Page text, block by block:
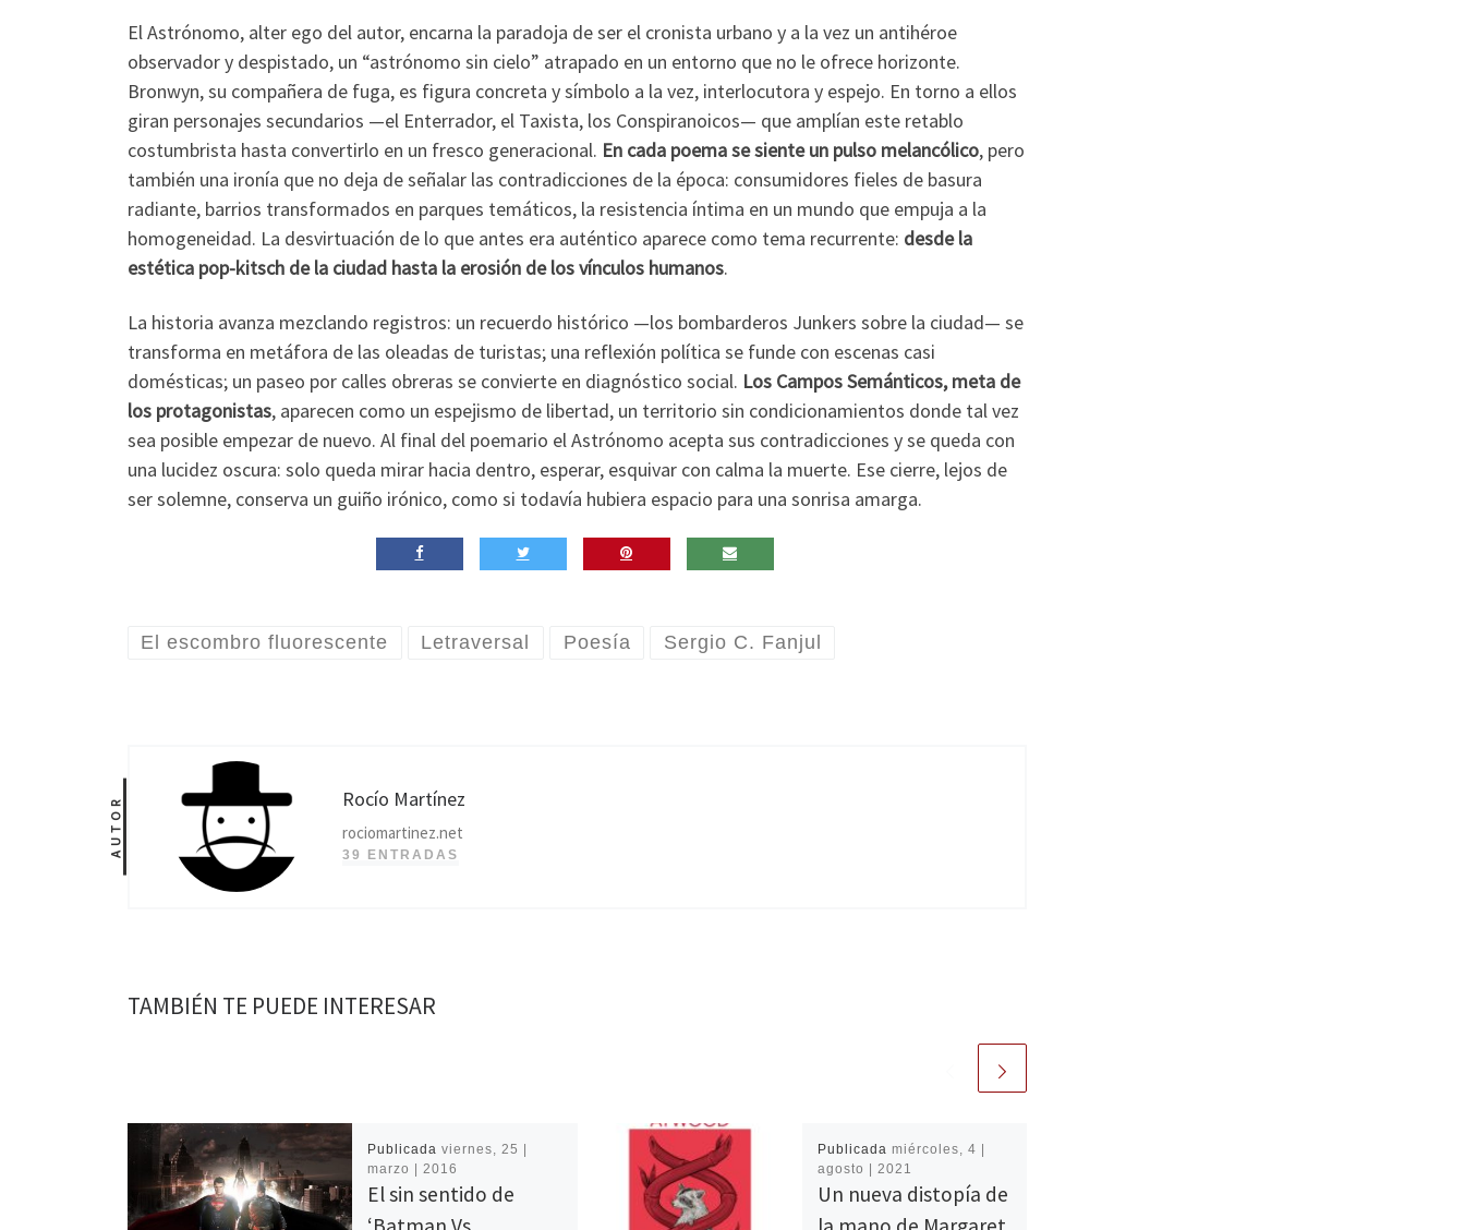
El Astrónomo, alter ego del autor, encarna la paradoja de ser el cronista urbano y a la vez un antihéroe
observador y despistado, un “astrónomo sin cielo” atrapado en un entorno que no le ofrece horizonte.
Bronwyn, su compañera de fuga, es figura concreta y símbolo a la vez, interlocutora y espejo. En torno a ellos
giran personajes secundarios —el Enterrador, el Taxista, los Conspiranoicos— que amplían este retablo
costumbrista hasta convertirlo en un fresco generacional. En cada poema se siente un pulso melancólico, pero
también una ironía que no deja de señalar las contradicciones de la época: consumidores fieles de basura
radiante, barrios transformados en parques temáticos, la resistencia íntima en un mundo que empuja a la
homogeneidad. La desvirtuación de lo que antes era auténtico aparece como tema recurrente: desde la
estética pop-kitsch de la ciudad hasta la erosión de los vínculos humanos.
La historia avanza mezclando registros: un recuerdo histórico —los bombarderos Junkers sobre la ciudad— se
transforma en metáfora de las oleadas de turistas; una reflexión política se funde con escenas casi
domésticas; un paseo por calles obreras se convierte en diagnóstico social. Los Campos Semánticos, meta de
los protagonistas, aparecen como un espejismo de libertad, un territorio sin condicionamientos donde tal vez
sea posible empezar de nuevo. Al final del poemario el Astrónomo acepta sus contradicciones y se queda con
una lucidez oscura: solo queda mirar hacia dentro, esperar, esquivar con calma la muerte. Ese cierre, lejos de
ser solemne, conserva un guiño irónico, como si todavía hubiera espacio para una sonrisa amarga.
El escombro fluorescente Letraversal Poesía Sergio C. Fanjul
AUTOR Rocío Martínez
rociomartinez.net
39 ENTRADAS
TAMBIÉN TE PUEDE INTERESAR
Publicadaviernes, 25 |
marzo | 2016
El sin sentido de
Publicada miércoles, 4 |
agosto | 2021
Un nueva distopía de